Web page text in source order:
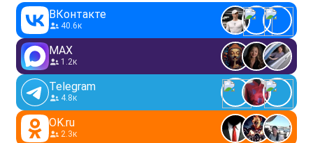
ВКонтакте
40.6к
MAX
1.2к
Telegram
4.8к
OK.ru
2.3к